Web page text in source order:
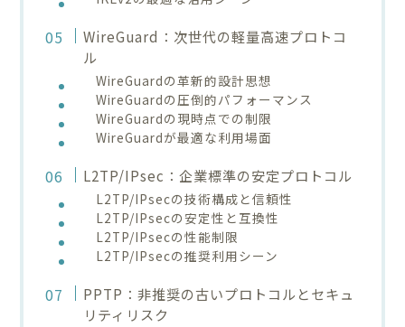
WireGuard：次世代の軽量高速プロトコ
ル
WireGuardの革新的設計思想
WireGuardの圧倒的パフォーマンス
WireGuardの現時点での制限
WireGuardが最適な利用場面
L2TP/IPsec：企業標準の安定プロトコル
L2TP/IPsecの技術構成と信頼性
L2TP/IPsecの安定性と互換性
L2TP/IPsecの性能制限
L2TP/IPsecの推奨利用シーン
PPTP：非推奨の古いプロトコルとセキュ
リティリスク